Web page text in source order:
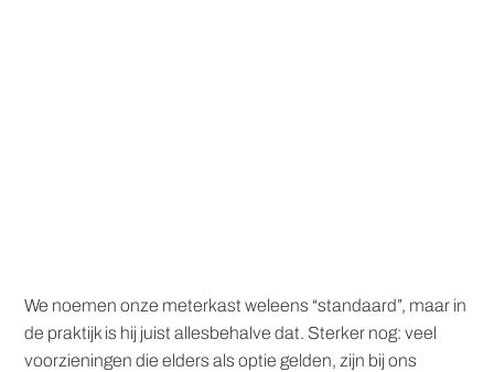
We noemen onze meterkast weleens “standaard”, maar in
de praktijk is hij juist allesbehalve dat. Sterker nog: veel
voorzieningen die elders als optie gelden, zijn bij ons